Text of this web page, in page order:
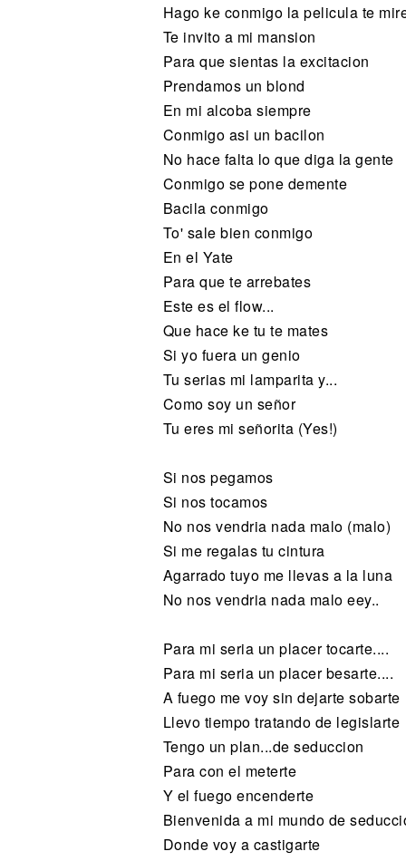
Hago ke conmigo la pelicula te
Te invito a mi mansion
Para que sientas la excitacion
Prendamos un blond
En mi alcoba siempre
Conmigo asi un bacilon
No hace falta lo que diga la gente
Conmigo se pone demente
Bacila conmigo
To' sale bien conmigo
En el Yate
Para que te arrebates
Este es el flow...
Que hace ke tu te mates
Si yo fuera un genio
Tu serias mi lamparita y...
Como soy un señor
Tu eres mi señorita (Yes!)
Si nos pegamos
Si nos tocamos
No nos vendria nada malo (malo)
Si me regalas tu cintura
Agarrado tuyo me llevas a la luna
No nos vendria nada malo eey..
Para mi seria un placer tocarte....
Para mi seria un placer besarte....
A fuego me voy sin dejarte sobarte
Llevo tiempo tratando de legislarte
Tengo un plan...de seduccion
Para con el meterte
Y el fuego encenderte
Bienvenida a mi mundo de
Donde voy a castigarte